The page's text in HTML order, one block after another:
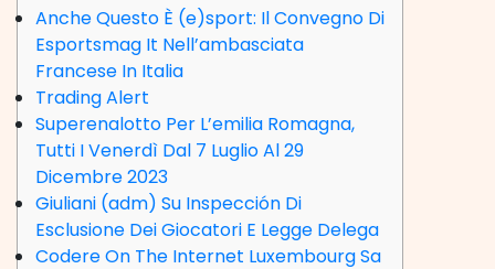
Anche Questo È (e)sport: Il Convegno Di
Esportsmag It Nell’ambasciata
Francese In Italia
Trading Alert
Superenalotto Per L’emilia Romagna,
Tutti I Venerdì Dal 7 Luglio Al 29
Dicembre 2023
Giuliani (adm) Su Inspección Di
Esclusione Dei Giocatori E Legge Delega
Codere On The Internet Luxembourg Sa